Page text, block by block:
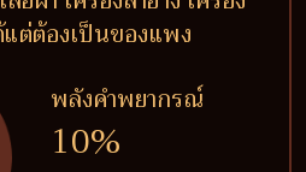
ต่ต้องเป็นของแพง
พลังคำพยากรณ์
10%